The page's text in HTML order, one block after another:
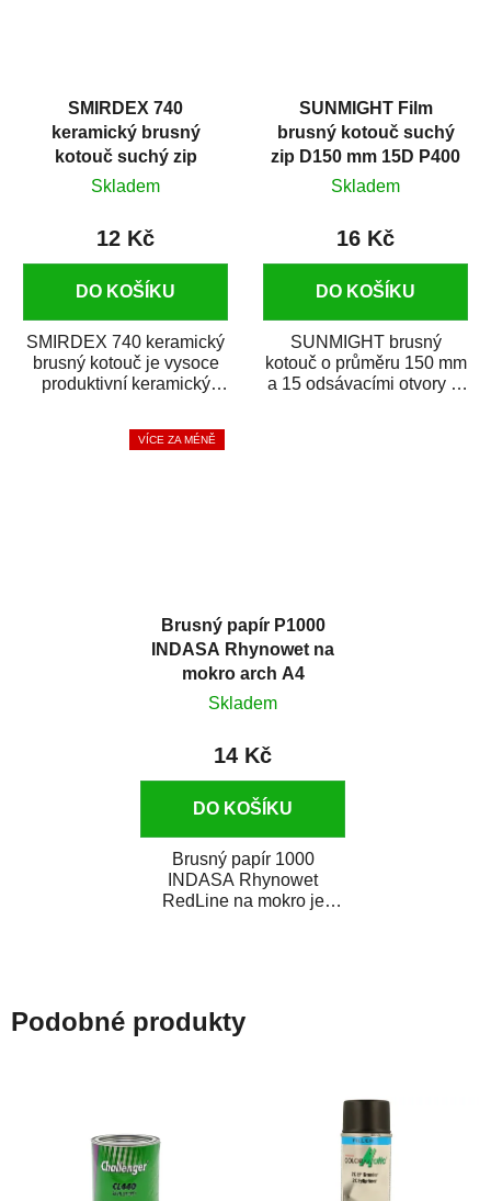
SMIRDEX 740
keramický brusný
kotouč suchý zip
D150mm 15D P500
Skladem
12 Kč
DO KOŠÍKU
SMIRDEX 740 keramický
brusný kotouč je vysoce
produktivní keramický
úběrem...
SUNMIGHT Film
brusný kotouč suchý
zip D150 mm 15D P400
Skladem
16 Kč
DO KOŠÍKU
SUNMIGHT brusný
kotouč o průměru 150 mm
a 15 odsávacími otvory je
VÍCE ZA MÉNĚ
Brusný papír P1000
INDASA Rhynowet na
mokro arch A4
Skladem
14 Kč
DO KOŠÍKU
Brusný papír 1000
INDASA Rhynowet
RedLine na mokro je
Podobné produkty